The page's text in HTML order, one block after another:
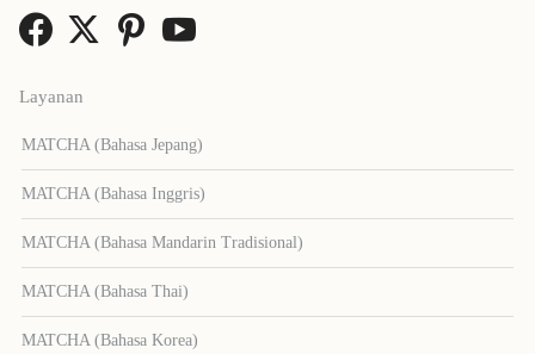
Layanan
MATCHA (Bahasa Jepang)
MATCHA (Bahasa Inggris)
MATCHA (Bahasa Mandarin Tradisional)
MATCHA (Bahasa Thai)
MATCHA (Bahasa Korea)